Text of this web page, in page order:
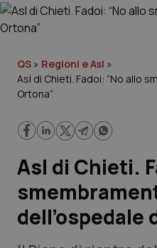
Governo e Parlamento
Regioni e Asl
Lavoro e Professioni
Scienza e Farmaci
Studi e Analisi
QS » Regioni e Asl »
Asl di Chieti. Fadoi: “No allo
Ortona”
Asl di Chieti.
dell’ospedale